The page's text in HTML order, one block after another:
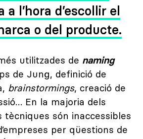
a l’hora d’escollir el
o del producte.
utilitzades de naming
de Jung, definició de
brainstormings, creació de
En la majoria dels
tècniques són inaccessibles
per qüestions de